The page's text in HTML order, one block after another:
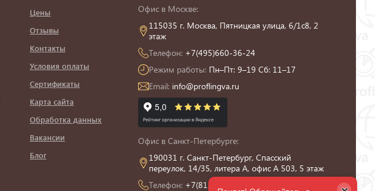
Цены
Отзывы
Контакты
Условия оплаты
Сертификаты
Карта сайта
Обработка данных
Вакансии
Блог
Офис в Москве:
115035 г. Москва, Пятницкая улица, 6/1с8, 2
этаж
Телефон: +7(495)660-36-24
Режим работы: Пн–Пт: 9–19 Сб: 11–17
Email: info@proflingva.ru
Офис в Санкт-Петербурге:
190031 г. Санкт-Петербург, Спасский
переулок, 14/35, литера А, офис А 503, 5 этаж
Телефон: +7(812)426-13-21